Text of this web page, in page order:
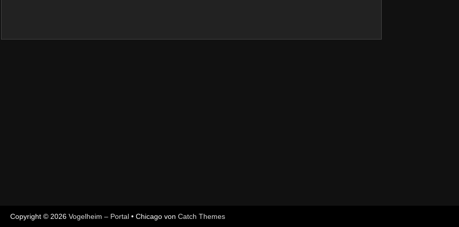
Copyright © 2026 Vogelheim – Portal• Chicago von Catch Themes